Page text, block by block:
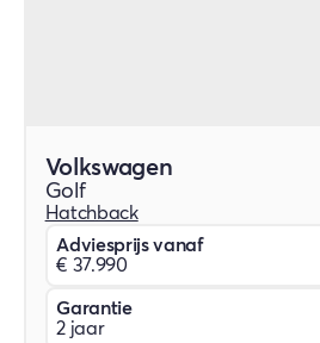
Volkswagen
Golf
Hatchback
Adviesprijs vanaf
€ 37.990
Garantie
2 jaar